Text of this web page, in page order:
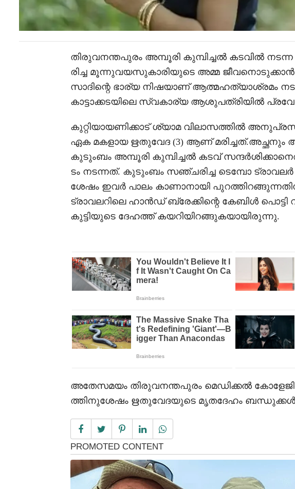
തിരുവനന്തപുരം അമ്പൂരി കുമ്പിച്ചൽ കടവിൽ
രിച്ച മൂന്നുവയസുകാരിയുടെ അമ്മ
സാദിന്റെ ഭാര്യ നിഷയാണ് ആത്മഹത്യാശ്രമം
കാട്ടാക്കടയിലെ സ്വകാര്യ ആശുപത്രിയിൽ
കുറ്റിയായണിക്കാട് ശ്യാമ വിലാസത്തിൽ
ഏക മകളായ ഋതുവേദ (3) ആണ് മരിച്ചത്.അച്ഛനും
കുടുംബം അമ്പൂരി കുമ്പിച്ചൽ കടവ്
ടം നടന്നത്. കുടുംബം സഞ്ചരിച്ച ടെമ്പോ
ശേഷം ഇവർ പാലം കാണാനായി
ട്രാവലറിലെ ഹാൻഡ് ബ്രേക്കിന്റെ കേബിൾ പൊട്ടി
കുട്ടിയുടെ ദേഹത്ത് കയറിയിറങ്ങുകയായിരുന്നു.
അതേസമയം തിരുവനന്തപുരം മെഡിക്കൽ
ത്തിനുശേഷം ഋതുവേദയുടെ മൃതദേഹം